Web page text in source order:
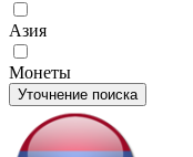
Азия
Монеты
Уточнение поиска